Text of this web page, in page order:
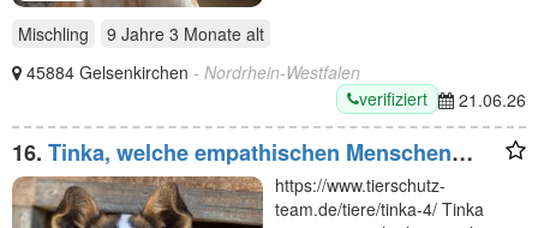
Mischling 9 Jahre 3 Monate alt
45884 Gelsenkirchen - Nordrhein-Westfalen
verifiziert
21.06.26
16. Tinka, welche empathischen Menschen
suchen ein sanftes, freundliches Wesen? 5J, 47
cm
https://www.tierschutz-
team.de/tiere/tinka-4/ Tinka